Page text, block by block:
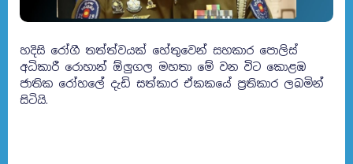
හදිසි රෝගී තත්ත්වයක් හේතුවෙන් සහකාර පොලිස්
අධිකාරී රොහාන් ඕලුගල මහතා මේ වන විට කොළඹ
ජාතික රෝහලේ දැඩි සත්කාර ඒකකයේ ප්‍රතිකාර ලබමින්
සිටියි.